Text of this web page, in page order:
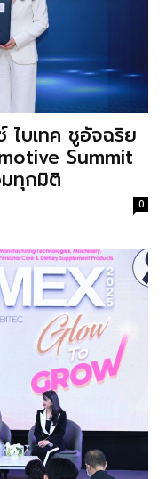
ไบเทค ชูอัจฉริย
Summit
ทุกมิติ
0